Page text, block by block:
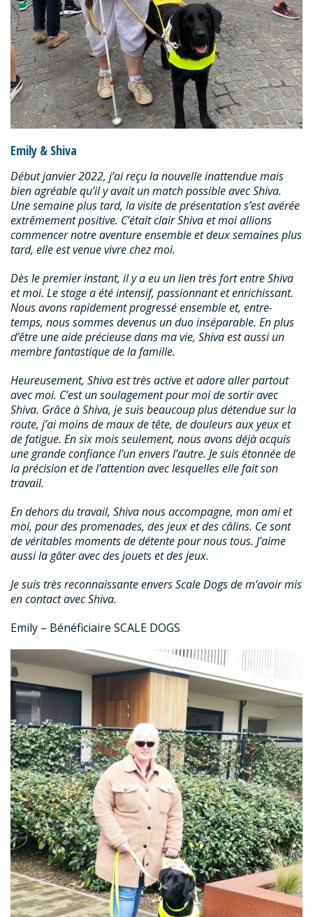
Emily & Shiva
Début janvier 2022, j’ai reçu la nouvelle inattendue mais
bien agréable qu’il y avait un match possible avec Shiva.
Une semaine plus tard, la visite de présentation s’est avérée
extrêmement positive. C’était clair Shiva et moi allions
commencer notre aventure ensemble et deux semaines plus
tard, elle est venue vivre chez moi.
Dès le premier instant, il y a eu un lien très fort entre Shiva
et moi. Le stage a été intensif, passionnant et enrichissant.
Nous avons rapidement progressé ensemble et, entre-
temps, nous sommes devenus un duo inséparable. En plus
d’être une aide précieuse dans ma vie, Shiva est aussi un
membre fantastique de la famille.
Heureusement, Shiva est très active et adore aller partout
avec moi. C’est un soulagement pour moi de sortir avec
Shiva. Grâce à Shiva, je suis beaucoup plus détendue sur la
route, j’ai moins de maux de tête, de douleurs aux yeux et
de fatigue. En six mois seulement, nous avons déjà acquis
une grande confiance l’un envers l’autre. Je suis étonnée de
la précision et de l’attention avec lesquelles elle fait son
travail.
En dehors du travail, Shiva nous accompagne, mon ami et
moi, pour des promenades, des jeux et des câlins. Ce sont
de véritables moments de détente pour nous tous. J’aime
aussi la gâter avec des jouets et des jeux.
Je suis très reconnaissante envers Scale Dogs de m’avoir mis
en contact avec Shiva.
Emily – Bénéficiaire SCALE DOGS